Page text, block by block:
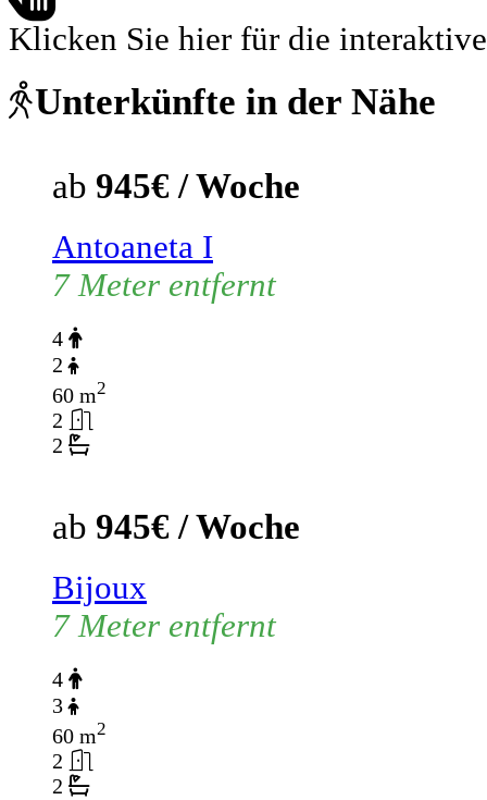
Klicken Sie hier für die
Unterkünfte in der Nähe
ab 945€ / Woche
Antoaneta I
7 Meter entfernt
4
2
60 m2
2
2
ab 945€ / Woche
Bijoux
7 Meter entfernt
4
3
60 m2
2
2